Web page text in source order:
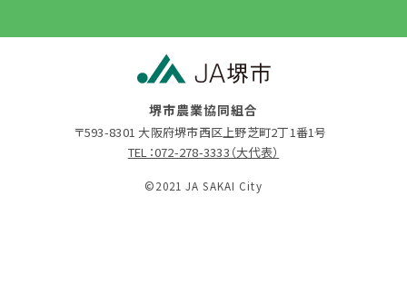
堺市農業協同組合
〒593-8301 大阪府堺市西区上野芝町2丁1番1号
TEL：072-278-3333（大代表）
©2021 JA SAKAI City